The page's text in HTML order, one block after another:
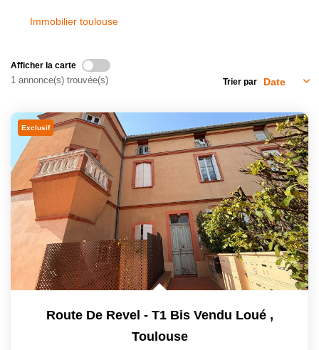
NOTRE AGENCE
Immobilier toulouse
Afficher la carte
1 annonce(s) trouvée(s) Trier par
Exclusif
Route De Revel - T1 Bis Vendu Loué ,
Toulouse